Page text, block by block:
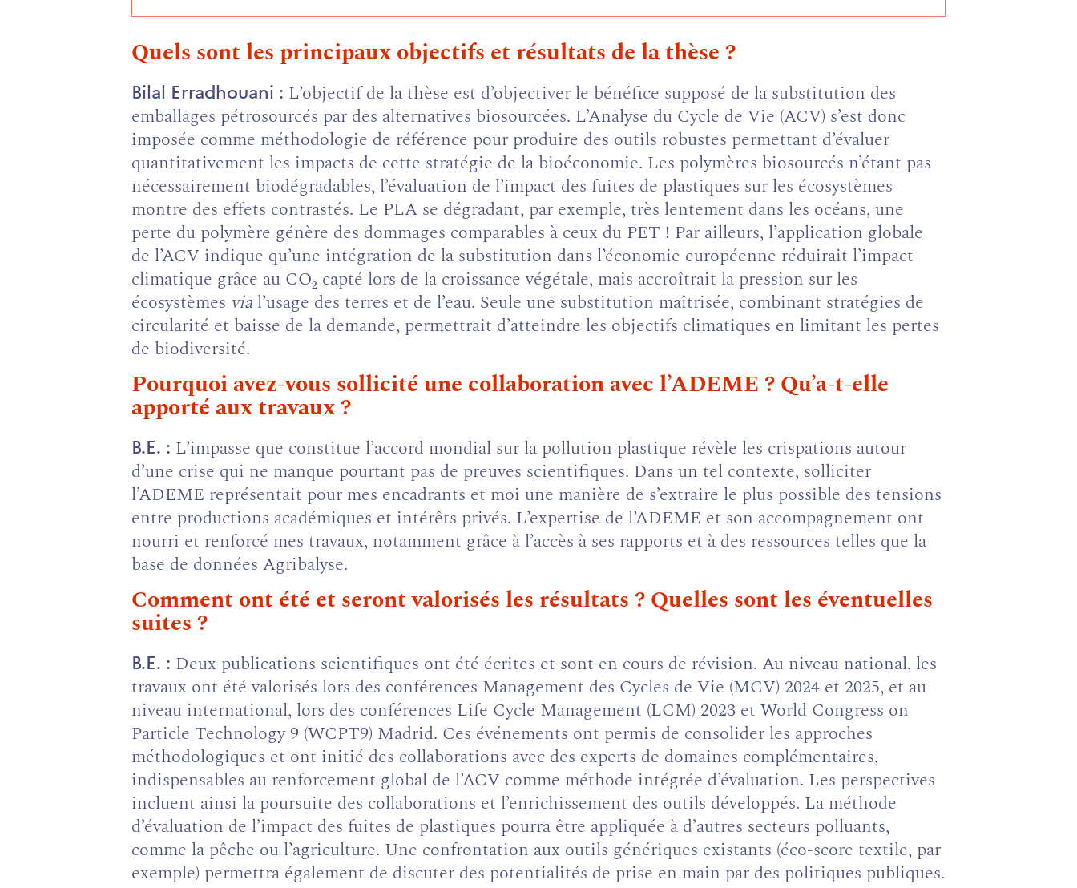
Quels sont les principaux objectifs et résultats de la thèse ?
Bilal Erradhouani
L’objectif de la thèse est d’objectiver le bénéfice supposé de la substitution des
emballages pétrosourcés par des alternatives biosourcées. L’Analyse du Cycle de Vie (ACV) s’est donc
imposée comme méthodologie de référence pour produire des outils robustes permettant d’évaluer
quantitativement les impacts de cette stratégie de la bioéconomie. Les polymères biosourcés n’étant pas
nécessairement biodégradables, l’évaluation de l’impact des fuites de plastiques sur les écosystèmes
montre des effets contrastés. Le PLA se dégradant, par exemple, très lentement dans les océans, une
perte du polymère génère des dommages comparables à ceux du PET ! Par ailleurs, l’application globale
de l’ACV indique qu’une intégration de la substitution dans l’économie européenne réduirait l’impact
climatique grâce au CO₂ capté lors de la croissance végétale, mais accroîtrait la pression sur les
écosystèmes via l’usage des terres et de l’eau. Seule une substitution maîtrisée, combinant stratégies de
circularité et baisse de la demande, permettrait d’atteindre les objectifs climatiques en limitant les pertes
de biodiversité.
Pourquoi avez-vous sollicité une collaboration avec l’ADEME ? Qu’a-t-elle
apporté aux travaux ?
B.E.
L’impasse que constitue l’accord mondial sur la pollution plastique révèle les crispations autour
d’une crise qui ne manque pourtant pas de preuves scientifiques. Dans un tel contexte, solliciter
l’ADEME représentait pour mes encadrants et moi une manière de s’extraire le plus possible des tensions
entre productions académiques et intérêts privés. L’expertise de l’ADEME et son accompagnement ont
nourri et renforcé mes travaux, notamment grâce à l’accès à ses rapports et à des ressources telles que la
base de données Agribalyse.
Comment ont été et seront valorisés les résultats ? Quelles sont les éventuelles
suites ?
B.E.
Deux publications scientifiques ont été écrites et sont en cours de révision. Au niveau national, les
travaux ont été valorisés lors des conférences Management des Cycles de Vie (MCV) 2024 et 2025, et au
niveau international, lors des conférences Life Cycle Management (LCM) 2023 et World Congress on
Particle Technology 9 (WCPT9) Madrid. Ces événements ont permis de consolider les approches
méthodologiques et ont initié des collaborations avec des experts de domaines complémentaires,
indispensables au renforcement global de l’ACV comme méthode intégrée d’évaluation. Les perspectives
incluent ainsi la poursuite des collaborations et l’enrichissement des outils développés. La méthode
d’évaluation de l’impact des fuites de plastiques pourra être appliquée à d’autres secteurs polluants,
comme la pêche ou l’agriculture. Une confrontation aux outils génériques existants (éco-score textile, par
exemple) permettra également de discuter des potentialités de prise en main par des politiques publiques.